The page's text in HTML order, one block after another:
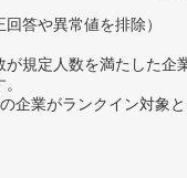
答や異常値を排除）
規定人数を満たした企
業がランクイン対象と